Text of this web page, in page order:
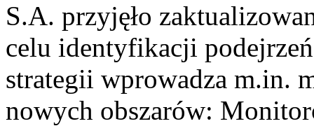
S.A. przyjęło
celu identyfikacji
strategii wprowadza m.in.
nowych obszarów: